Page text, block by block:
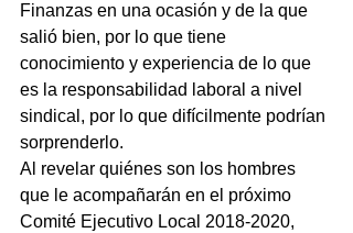
Finanzas en una ocasión y de la que
salió bien, por lo que tiene
conocimiento y experiencia de lo que
es la responsabilidad laboral a nivel
sindical, por lo que difícilmente podrían
sorprenderlo.
Al revelar quiénes son los hombres
que le acompañarán en el próximo
Comité Ejecutivo Local 2018-2020,